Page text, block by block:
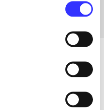
på udgivelser